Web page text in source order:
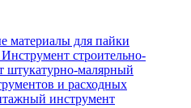
материалы для пайки
Инструмент строительно-
штукатурно-малярный
и расходных
инструмент